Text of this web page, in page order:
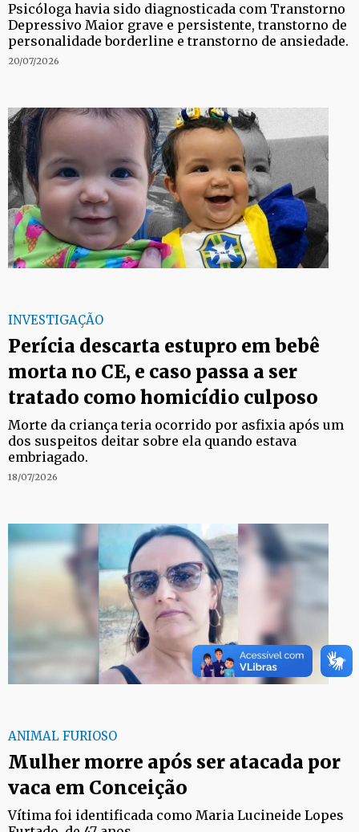
Psicóloga havia sido diagnosticada com Transtorno
Depressivo Maior grave e persistente, transtorno de
personalidade borderline e transtorno de ansiedade.
20/07/2026
INVESTIGAÇÃO
Perícia descarta estupro em bebê
morta no CE, e caso passa a ser
tratado como homicídio culposo
Morte da criança teria ocorrido por asfixia após um
dos suspeitos deitar sobre ela quando estava
embriagado.
18/07/2026
ANIMAL FURIOSO
Mulher morre após ser atacada por
vaca em Conceição
Vítima foi identificada como Maria Lucineide Lopes